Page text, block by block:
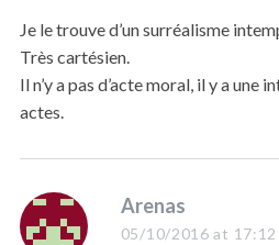
s
:
Je le trouve d’un surréalisme
Très cartésien.
Il n’y a pas d’acte moral, il y a
actes.
s
a
Arenas
05/10/2016 at 17:12